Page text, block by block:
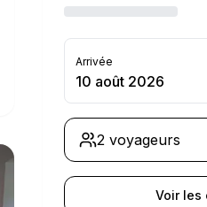
Arrivée
10 août 2026
2 voyageurs
Voir les